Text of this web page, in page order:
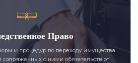
Право
и процедур по переходу имущества
сопряженных с ними обязательств от